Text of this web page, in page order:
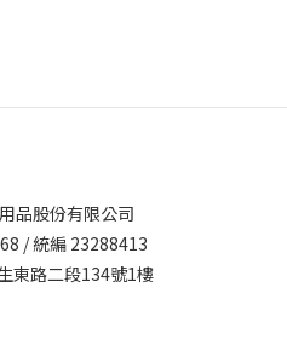
品股份有限公司
/ 統編 23288413
東路二段134號1樓